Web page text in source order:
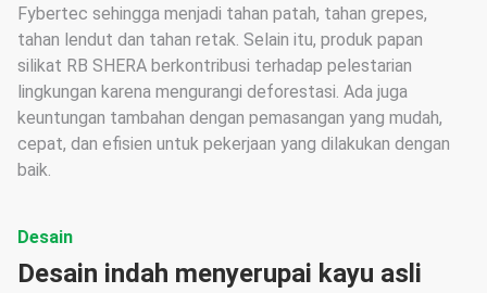
Fybertec sehingga menjadi tahan patah, tahan grepes,
tahan lendut dan tahan retak. Selain itu, produk papan
silikat RB SHERA berkontribusi terhadap pelestarian
lingkungan karena mengurangi deforestasi. Ada juga
keuntungan tambahan dengan pemasangan yang mudah,
cepat, dan efisien untuk pekerjaan yang dilakukan dengan
baik.
Desain
Desain indah menyerupai kayu asli